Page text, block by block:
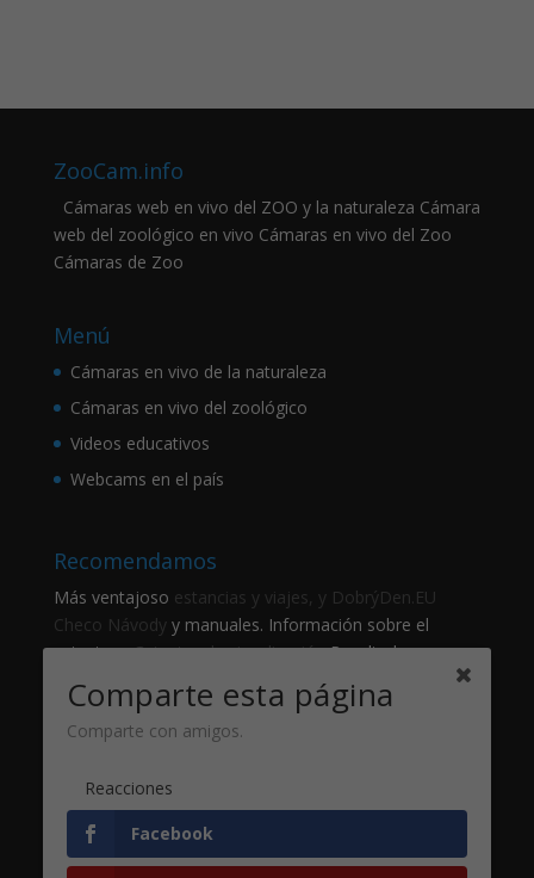
ZooCam.info
Cámaras web en vivo del ZOO y la naturaleza Cámara
web del zoológico en vivo Cámaras en vivo del Zoo
Cámaras de Zoo
Menú
Cámaras en vivo de la naturaleza
Cámaras en vivo del zoológico
Videos educativos
Webcams en el país
Recomendamos
Más ventajoso estancias y viajes, y DobrýDen.EU
Checo Návody y manuales. Información sobre el
catastro -Catastro de visualizaciónResultados
regulares
Cómo registrarse pararecibos
Gracias
Fotografie zPixabay
Desarrollo de sitio web - Jan Brokeš, Brofi.eu
Comparte esta página
Comparte con amigos.
Reacciones
Facebook